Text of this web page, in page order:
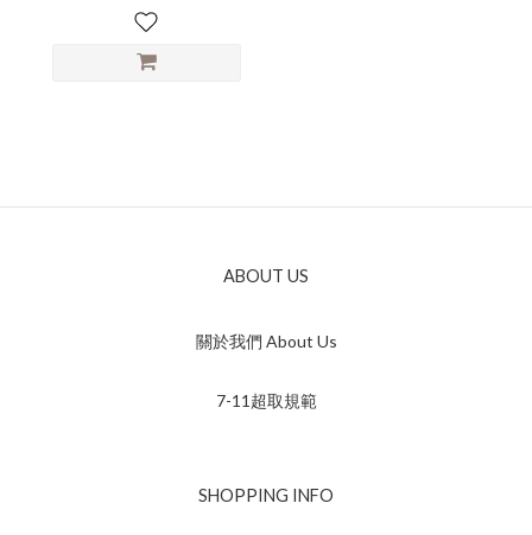
務💗】
ABOUT US
關於我們 About Us
7-11超取規範
SHOPPING INFO